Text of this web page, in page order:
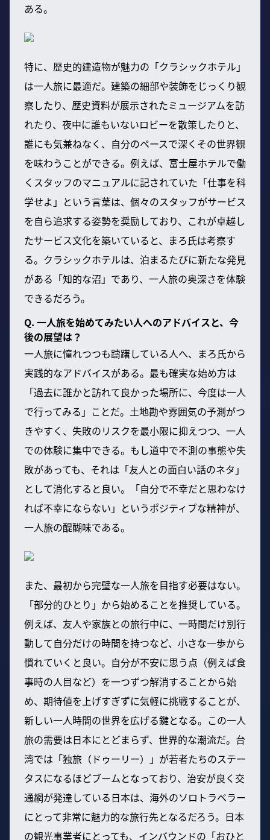
ある。
特に、歴史的建造物が魅力の「クラシックホテル」
は一人旅に最適だ。建築の細部や装飾をじっくり観
察したり、歴史資料が展示されたミュージアムを訪
れたり、夜中に誰もいないロビーを散策したりと、
誰にも気兼ねなく、自分のペースで深くその世界観
を味わうことができる。例えば、富士屋ホテルで働
くスタッフのマニュアルに記されていた「仕事を科
学せよ」という言葉は、個々のスタッフがサービス
を自ら追求する姿勢を奨励しており、これが卓越し
たサービス文化を築いていると、まろ氏は考察す
る。クラシックホテルは、泊まるたびに新たな発見
がある「知的な沼」であり、一人旅の奥深さを体験
できるだろう。
Q. 一人旅を始めてみたい人へのアドバイスと、今
後の展望は？
一人旅に憧れつつも躊躇している人へ、まろ氏から
実践的なアドバイスがある。最も確実な始め方は
「過去に誰かと訪れて良かった場所に、今度は一人
で行ってみる」ことだ。土地勘や雰囲気の予測がつ
きやすく、失敗のリスクを最小限に抑えつつ、一人
での体験に集中できる。もし道中で不測の事態や失
敗があっても、それは「友人との面白い話のネタ」
として消化すると良い。「自分で不幸だと思わなけ
れば不幸にならない」というポジティブな精神が、
一人旅の醍醐味である。
また、最初から完璧な一人旅を目指す必要はない。
「部分的ひとり」から始めることを推奨している。
例えば、友人や家族との旅行中に、一時間だけ別行
動して自分だけの時間を持つなど、小さな一歩から
慣れていくと良い。自分が不安に思う点（例えば食
事時の人目など）を一つずつ解消することから始
め、期待値を上げすぎずに気軽に挑戦することが、
新しい一人時間の世界を広げる鍵となる。この一人
旅の需要は日本にとどまらず、世界的な潮流だ。台
湾では「独旅（ドゥーリー）」が若者たちのステー
タスになるほどブームとなっており、治安が良く交
通網が発達している日本は、海外のソロトラベラー
にとって非常に魅力的な旅行先となるだろう。日本
の観光事業者にとっても、インバウンドの「おひと